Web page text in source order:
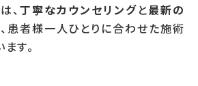
、丁寧なカウンセリングと最新の
患者様一人ひとりに合わせた施術
す。